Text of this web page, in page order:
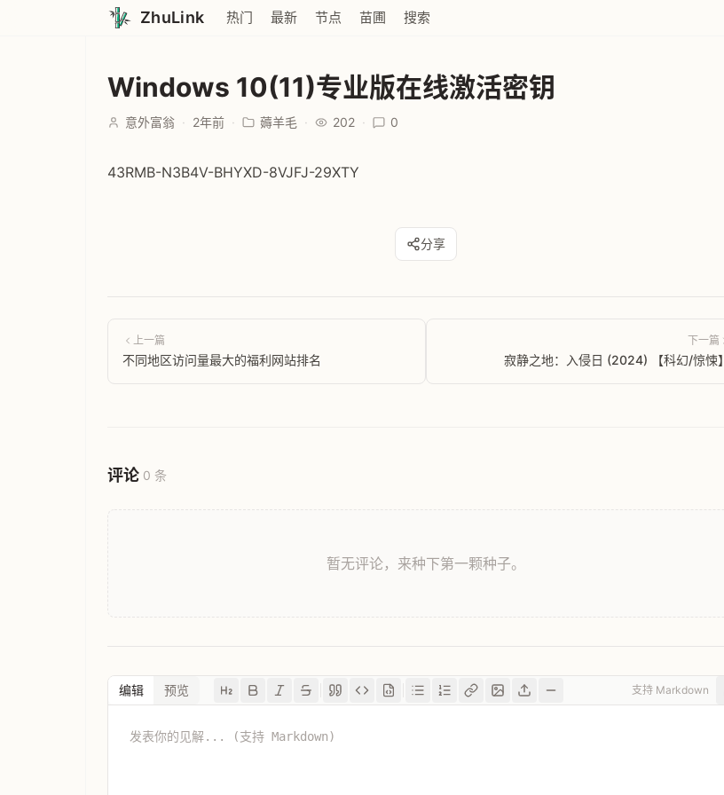
ZhuLink 热门 最新 节点 苗圃 搜索
Windows 10(11)专业版在线激活密钥
意外富翁 · 2年前 · 薅羊毛 · 202 · 0
43RMB-N3B4V-BHYXD-8VJFJ-29XTY
分享
上一篇
不同地区访问量最大的福利网站排名
下一篇
寂静之地：入侵日 (2024) 【科幻/惊悚】
评论 0 条
暂无评论，来种下第一颗种子。
编辑 预览 支持 Markdown